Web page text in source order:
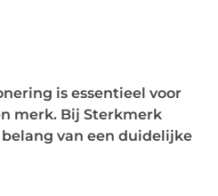
is essentieel voor
merk. Bij Sterkmerk
van een duidelijke